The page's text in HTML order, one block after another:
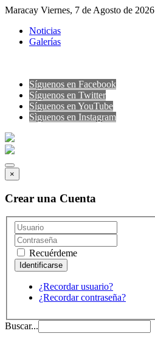
Maracay Viernes, 7 de Agosto de 2026
Noticias
Galerías
Síguenos en Facebook
Síguenos en Twitter
Síguenos en YouTube
Sìguenos en Instagram
×
Crear una Cuenta
Recuérdeme
¿Recordar usuario?
¿Recordar contraseña?
Buscar...